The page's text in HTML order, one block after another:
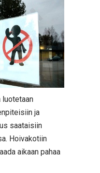
luotetaan
ja
saataisiin
Hoivakotiin
aikaan pahaa